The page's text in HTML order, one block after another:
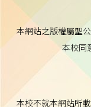
本網站之版權屬聖
本校同
本校不就本網站所